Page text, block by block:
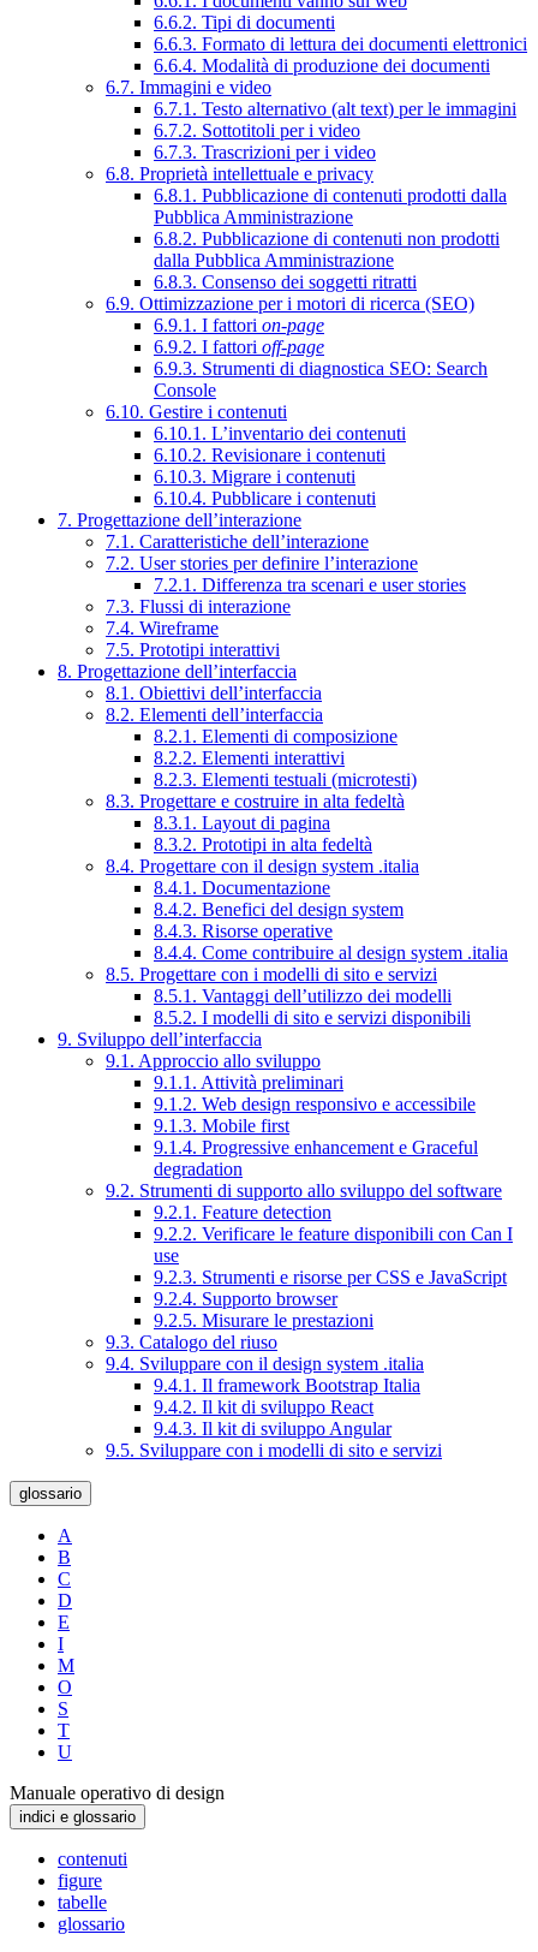
6.6.2. Tipi di documenti
6.6.3. Formato di lettura dei documenti elettronici
6.6.4. Modalità di produzione dei documenti
6.7. Immagini e video
6.7.1. Testo alternativo (alt text) per le immagini
6.7.2. Sottotitoli per i video
6.7.3. Trascrizioni per i video
6.8. Proprietà intellettuale e privacy
6.8.1. Pubblicazione di contenuti prodotti dalla
Pubblica Amministrazione
6.8.2. Pubblicazione di contenuti non prodotti
dalla Pubblica Amministrazione
6.8.3. Consenso dei soggetti ritratti
6.9. Ottimizzazione per i motori di ricerca (SEO)
6.9.1. I fattori on-page
6.9.2. I fattori off-page
6.9.3. Strumenti di diagnostica SEO: Search
Console
6.10. Gestire i contenuti
6.10.1. L’inventario dei contenuti
6.10.2. Revisionare i contenuti
6.10.3. Migrare i contenuti
6.10.4. Pubblicare i contenuti
7. Progettazione dell’interazione
7.1. Caratteristiche dell’interazione
7.2. User stories per definire l’interazione
7.2.1. Differenza tra scenari e user stories
7.3. Flussi di interazione
7.4. Wireframe
7.5. Prototipi interattivi
8. Progettazione dell’interfaccia
8.1. Obiettivi dell’interfaccia
8.2. Elementi dell’interfaccia
8.2.1. Elementi di composizione
8.2.2. Elementi interattivi
8.2.3. Elementi testuali (microtesti)
8.3. Progettare e costruire in alta fedeltà
8.3.1. Layout di pagina
8.3.2. Prototipi in alta fedeltà
8.4. Progettare con il design system .italia
8.4.1. Documentazione
8.4.2. Benefici del design system
8.4.3. Risorse operative
8.4.4. Come contribuire al design system .italia
8.5. Progettare con i modelli di sito e servizi
8.5.1. Vantaggi dell’utilizzo dei modelli
8.5.2. I modelli di sito e servizi disponibili
9. Sviluppo dell’interfaccia
9.1. Approccio allo sviluppo
9.1.1. Attività preliminari
9.1.2. Web design responsivo e accessibile
9.1.3. Mobile first
9.1.4. Progressive enhancement e Graceful
degradation
9.2. Strumenti di supporto allo sviluppo del software
9.2.1. Feature detection
9.2.2. Verificare le feature disponibili con Can I
use
9.2.3. Strumenti e risorse per CSS e JavaScript
9.2.4. Supporto browser
9.2.5. Misurare le prestazioni
9.3. Catalogo del riuso
9.4. Sviluppare con il design system .italia
9.4.1. Il framework Bootstrap Italia
9.4.2. Il kit di sviluppo React
9.4.3. Il kit di sviluppo Angular
9.5. Sviluppare con i modelli di sito e servizi
glossario
A
B
C
D
E
I
M
O
S
T
U
Manuale operativo di design
indici e glossario
contenuti
figure
tabelle
glossario